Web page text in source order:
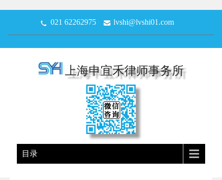
021 62262975 lvshi@lvshi01.com
上海申宜禾律师事务所
目录